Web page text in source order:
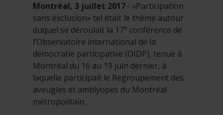
Montréal, 3 juillet 2017– «Participation
sans exclusion» tel était le thème autour
duquel se déroulait la 17e conférence de
l’Observatoire international de la
démocratie participative (OIDP), tenue à
Montréal du 16 au 19 juin dernier, à
laquelle participait le Regroupement des
aveugles et amblyopes du Montréal
métropolitain.